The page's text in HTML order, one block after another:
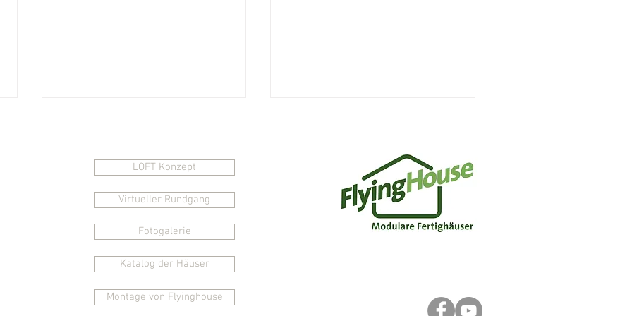
Was kostet mich ein
Kostenpositionen
5 Möglichkeiten Module zu
LOFT Konzept
Virtueller Rundgang
Fotogalerie
Katalog der Häuser
Montage von Flyinghouse